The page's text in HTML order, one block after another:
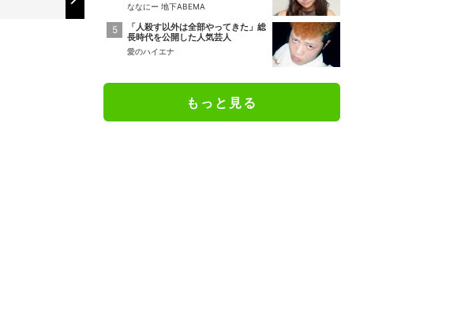
ななにー 地下ABEMA
「人殺す以外は全部やってきた」総
長時代を公開した人気芸人
愛のハイエナ
もっと見る